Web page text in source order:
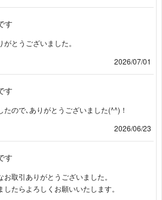
す
とうございました。
2026/07/01
す
たので､ありがとうございました(^^)！
2026/06/23
す
お取引ありがとうございました。
したらよろしくお願いいたします。